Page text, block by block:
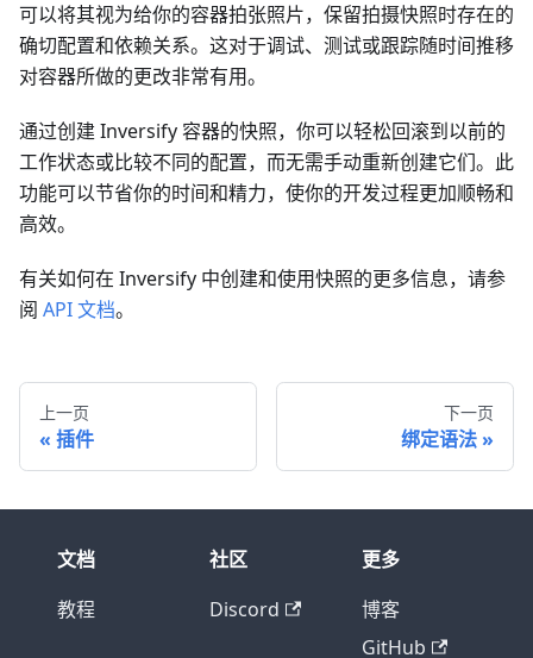
可以将其视为给你的容器拍张照片，保留拍摄快照时存在的
确切配置和依赖关系。这对于调试、测试或跟踪随时间推移
对容器所做的更改非常有用。
通过创建 Inversify 容器的快照，你可以轻松回滚到以前的
工作状态或比较不同的配置，而无需手动重新创建它们。此
功能可以节省你的时间和精力，使你的开发过程更加顺畅和
高效。
有关如何在 Inversify 中创建和使用快照的更多信息，请参
阅 API 文档。
上一页
插件
下一页
绑定语法
文档
教程
社区
Discord
更多
博客
GitHub